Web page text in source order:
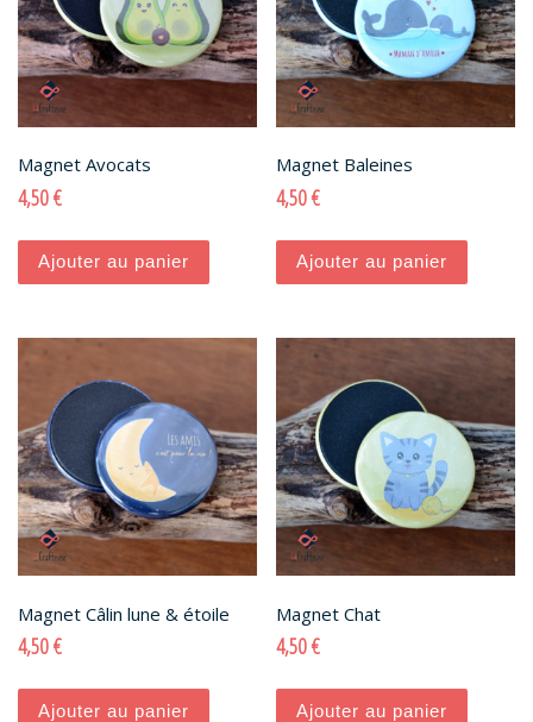
Magnet Avocats
4,50€
Ajouter au panier
Magnet Baleines
4,50€
Ajouter au panier
Magnet Câlin lune & étoile
4,50€
Ajouter au panier
Magnet Chat
4,50€
Ajouter au panier